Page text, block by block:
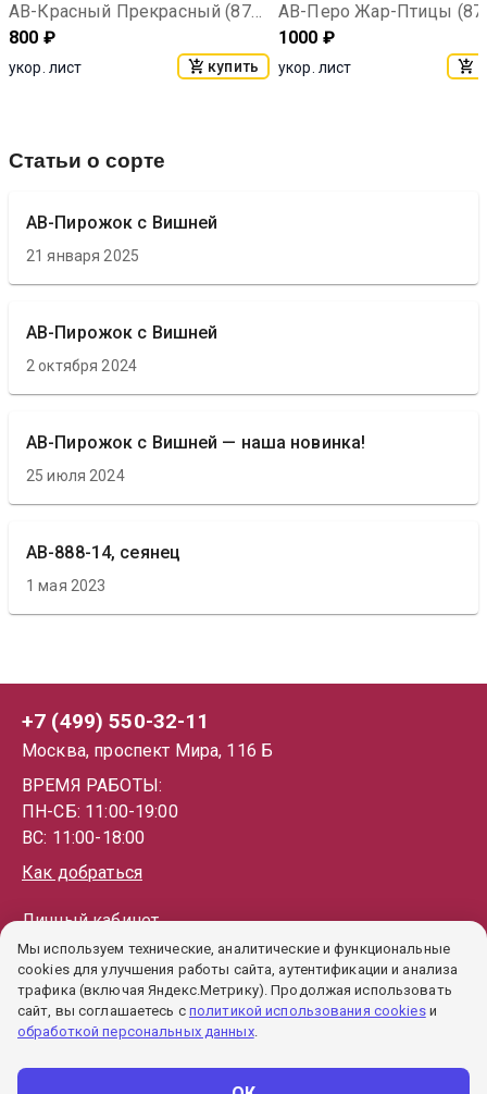
АВ-Красный Прекрасный (871-122)
800 ₽
укор. лист купить
АВ-Перо Жар-Птицы
1000 ₽
укор. лист
Статьи о сорте
АВ-Пирожок с Вишней
21 января 2025
АВ-Пирожок с Вишней
2 октября 2024
АВ-Пирожок с Вишней — наша новинка!
25 июля 2024
АВ-888-14, сеянец
1 мая 2023
+7 (499) 550-32-11
Москва, проспект Мира, 116 Б
ВРЕМЯ РАБОТЫ:
ПН-СБ: 11:00-19:00
ВС: 11:00-18:00
Как добраться
Личный кабинет
Каталог
Как купить
Гарантии
Мы используем технические, аналитические и функциональные
cookies для улучшения работы сайта, аутентификации и анализа
трафика (включая Яндекс.Метрику). Продолжая использовать
сайт, вы соглашаетесь с политикой использования cookies и
обработкой персональных данных.